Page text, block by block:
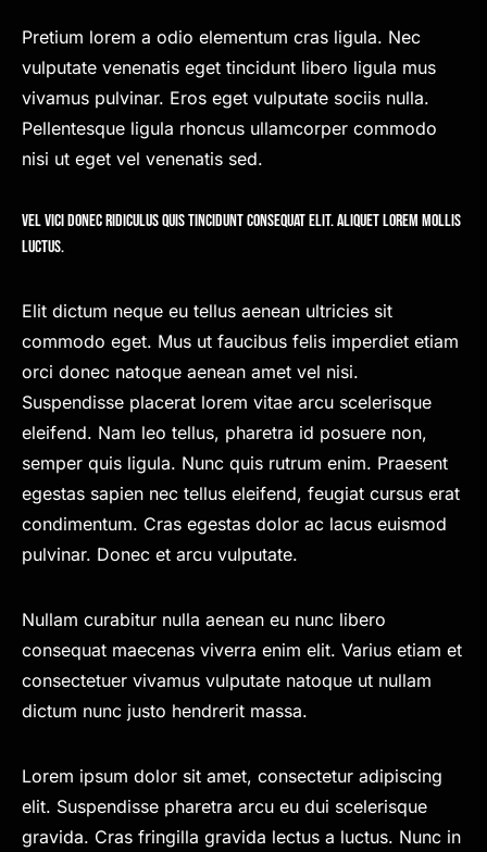
Pretium lorem a odio elementum cras ligula. Nec
vulputate venenatis eget tincidunt libero ligula mus
vivamus pulvinar. Eros eget vulputate sociis nulla.
Pellentesque ligula rhoncus ullamcorper commodo
nisi ut eget vel venenatis sed.
Vel vici donec ridiculus quis tincidunt consequat elit. Aliquet lorem mollis
luctus.
Elit dictum neque eu tellus aenean ultricies sit
commodo eget. Mus ut faucibus felis imperdiet etiam
orci donec natoque aenean amet vel nisi.
Suspendisse placerat lorem vitae arcu scelerisque
eleifend. Nam leo tellus, pharetra id posuere non,
semper quis ligula. Nunc quis rutrum enim. Praesent
egestas sapien nec tellus eleifend, feugiat cursus erat
condimentum. Cras egestas dolor ac lacus euismod
pulvinar. Donec et arcu vulputate.
Nullam curabitur nulla aenean eu nunc libero
consequat maecenas viverra enim elit. Varius etiam et
consectetuer vivamus vulputate natoque ut nullam
dictum nunc justo hendrerit massa.
Lorem ipsum dolor sit amet, consectetur adipiscing
elit. Suspendisse pharetra arcu eu dui scelerisque
gravida. Cras fringilla gravida lectus a luctus. Nunc in